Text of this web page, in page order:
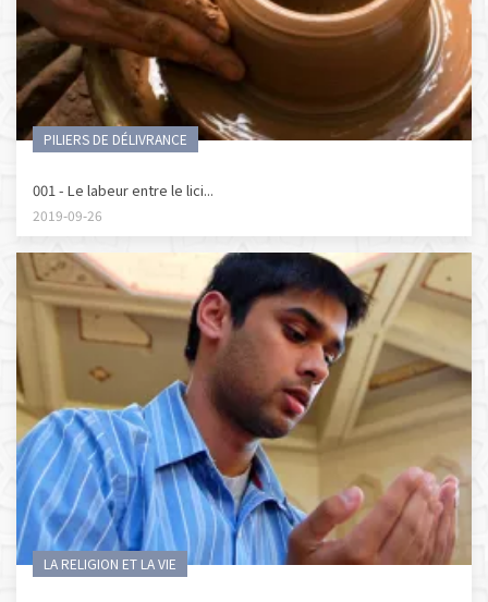
PILIERS DE DÉLIVRANCE
001 - Le labeur entre le lici...
2019-09-26
LA RELIGION ET LA VIE